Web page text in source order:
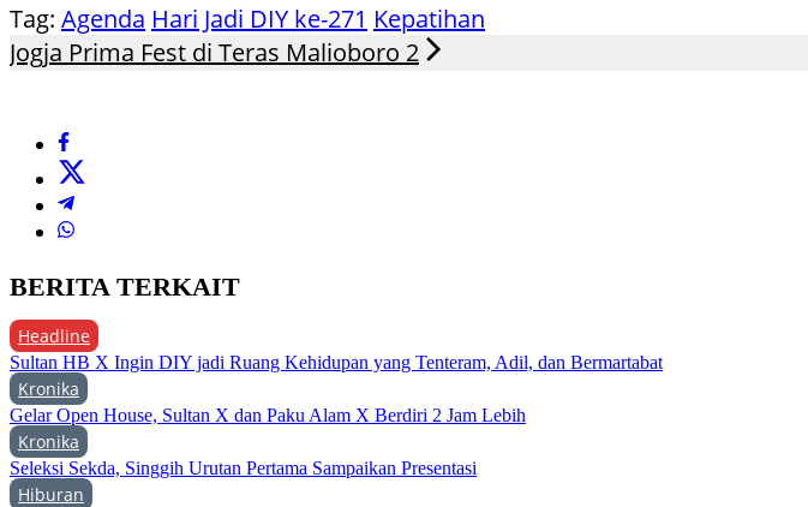
Tag: Agenda Hari Jadi DIY ke-271 Kepatihan
Jogja Prima Fest di Teras Malioboro 2
BERITA TERKAIT
Headline
Sultan HB X Ingin DIY jadi Ruang Kehidupan yang Tenteram, Adil, dan Bermartabat
Kronika
Gelar Open House, Sultan X dan Paku Alam X Berdiri 2 Jam Lebih
Kronika
Seleksi Sekda, Singgih Urutan Pertama Sampaikan Presentasi
Hiburan